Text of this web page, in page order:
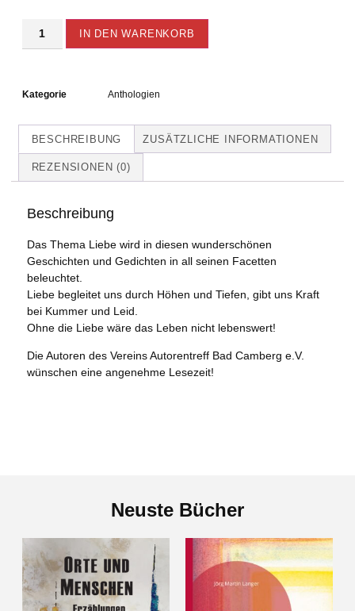
IN DEN WARENKORB
Kategorie Anthologien
BESCHREIBUNG ZUSÄTZLICHE INFORMATIONEN
REZENSIONEN (0)
Beschreibung
Das Thema Liebe wird in diesen wunderschönen
Geschichten und Gedichten in all seinen Facetten
beleuchtet.
Liebe begleitet uns durch Höhen und Tiefen, gibt uns Kraft
bei Kummer und Leid.
Ohne die Liebe wäre das Leben nicht lebenswert!
Die Autoren des Vereins Autorentreff Bad Camberg e.V.
wünschen eine angenehme Lesezeit!
Neuste Bücher